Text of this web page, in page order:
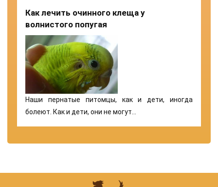
Как лечить очинного клеща у
волнистого попугая
Наши пернатые питомцы, как и дети, иногда
болеют. Как и дети, они не могут…